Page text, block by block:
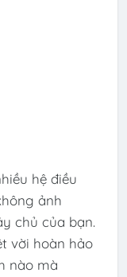
hệ điều
ảnh
chủ của bạn.
vời hoàn hảo
nào mà